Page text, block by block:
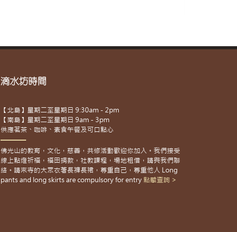
滴水坊時間
【北島】星期二至星期日 9:30am - 2pm
【南島】星期二至星期日 9am - 3pm
供應茗茶、咖啡、素食午餐及可口點心
佛光山的教育，文化，慈善，共修活動歡迎你加入。我們接受
線上點燈祈福，福田捐款，社教課程，場地租借，請與我們聯
絡。請來寺的大眾衣著長褲長裙，尊重自己，尊重他人 Long
pants and long skirts are compulsory for entry 點擊查詢 >